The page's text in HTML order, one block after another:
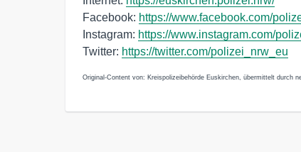
Facebook: https://www.facebook.com/
Instagram: https://www.instagram.com/
Twitter: https://twitter.com/polizei_nrw_eu
Original-Content von: Kreispolizeibehörde Euskirchen, übermittelt durch